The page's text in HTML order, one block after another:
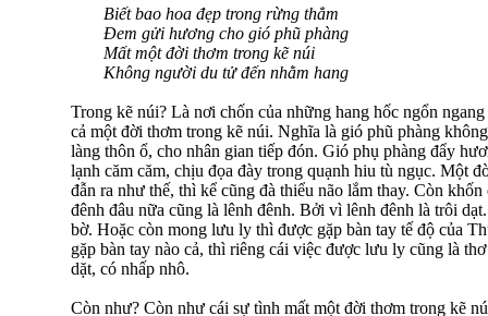
Biết bao hoa đẹp trong rừng thẳm
Đem gửi hương cho gió phũ phàng
Mất một đời thơm trong kẽ núi
Không người du tử đến nhằm hang
Trong kẽ núi? Là nơi chốn của những hang hốc ngổn
cả một đời thơm trong kẽ núi. Nghĩa là gió phũ phàng
làng thôn ổ, cho nhân gian tiếp đón. Gió phụ phàng đẩy
lạnh căm căm, chịu đọa đày trong quạnh hiu tù ngục. Một
đẫn ra như thế, thì kể cũng đà thiểu não lắm thay. Còn
đênh đâu nữa cũng là lênh đênh. Bởi vì lênh đênh là trôi
bờ. Hoặc còn mong lưu ly thì được gặp bàn tay tế độ của
gặp bàn tay nào cả, thì riêng cái việc được lưu ly cũng là
dặt, có nhấp nhô.
Còn như? Còn như cái sự tình mất một đời thơm trong kẽ